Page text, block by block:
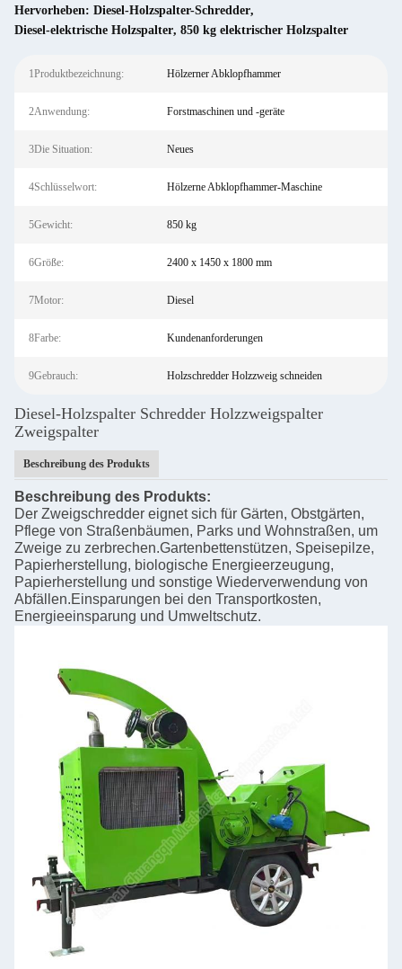
Hervorheben: Diesel-Holzspalter-Schredder,
Diesel-elektrische Holzspalter, 850 kg elektrischer Holzspalter
1Produktbezeichnung: Hölzerner Abklopfhammer
2Anwendung: Forstmaschinen und -geräte
3Die Situation: Neues
4Schlüsselwort: Hölzerne Abklopfhammer-Maschine
5Gewicht: 850 kg
6Größe: 2400 x 1450 x 1800 mm
7Motor: Diesel
8Farbe: Kundenanforderungen
9Gebrauch: Holzschredder Holzzweig schneiden
Diesel-Holzspalter Schredder Holzzweigspalter
Zweigspalter
Beschreibung des Produkts
Beschreibung des Produkts:
Der Zweigschredder eignet sich für Gärten, Obstgärten,
Pflege von Straßenbäumen, Parks und Wohnstraßen, um
Zweige zu zerbrechen.Gartenbettenstützen, Speisepilze,
Papierherstellung, biologische Energieerzeugung,
Papierherstellung und sonstige Wiederverwendung von
Abfällen.Einsparungen bei den Transportkosten,
Energieeinsparung und Umweltschutz.